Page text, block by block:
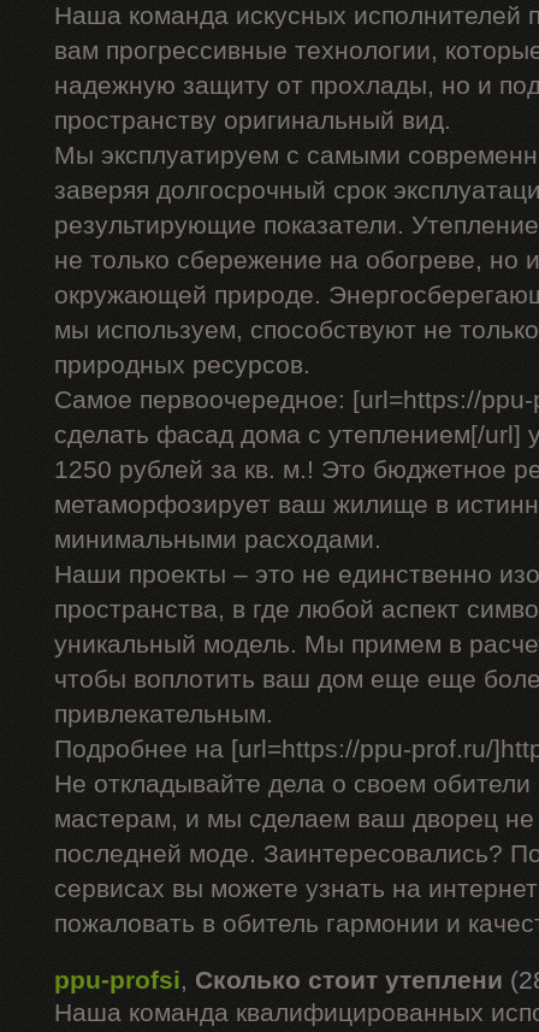
Наша команда искусных исполнителей
вам прогрессивные технологии,
надежную защиту от прохлады, но и
пространству оригинальный вид.
Мы эксплуатируем с самыми
заверяя долгосрочный срок
результирующие показатели.
не только сбережение на обогреве, но
окружающей природе.
мы используем, способствуют не
природных ресурсов.
Самое первоочередное: [url=https://ppu-
сделать фасад дома с утеплением[/url]
1250 рублей за кв. м.! Это бюджетное
метаморфозирует ваш жилище в
минимальными расходами.
Наши проекты – это не единственно
пространства, в где любой аспект
уникальный модель. Мы примем в
чтобы воплотить ваш дом еще еще
привлекательным.
Подробнее на [url=https://ppu-prof.ru/
Не откладывайте дела о своем
мастерам, и мы сделаем ваш дворец не
последней моде. Заинтересовались?
сервисах вы можете узнать на
пожаловать в обитель гармонии и
ppu-profsi, Сколько стоит утеплени
Наша команда квалифицированных